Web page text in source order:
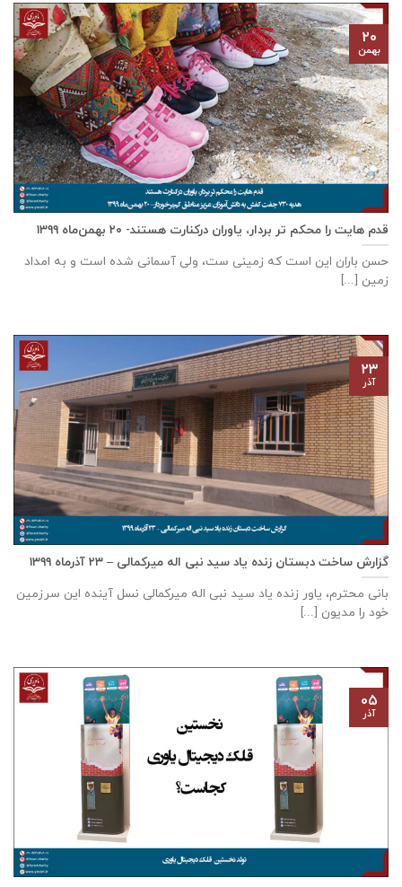
قدم هایت را محکم تر بردار، یاوران درکنارت هستند- ۲۰ بهمن‌ماه ۱۳۹۹
حسن باران این است که زمینی ست، ولی آسمانی شده است و به امداد
زمین [...]
۲۰
بهمن
گزارش ساخت دبستان زنده ياد سيد نبی اله ميركمالی – ۲۳ آذر‌ماه ۱۳۹۹
بانی محترم، یاور زنده ياد سيد نبی اله ميركمالی نسل آینده این سرزمین
خود را مدیون [...]
۲۳
آذر
۰۵
آذر